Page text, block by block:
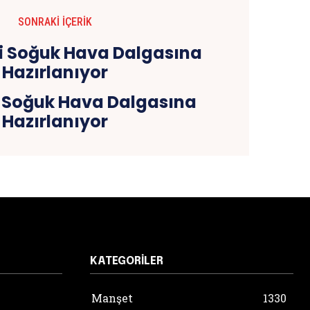
SONRAKI İÇERIK
Hava Dalgasına
Hazırlanıyor
KATEGORILER
Manşet 1330